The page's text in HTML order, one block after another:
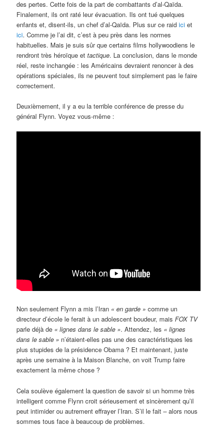
des pertes. Cette fois de la part de combattants d’al-Qaïda.
Finalement, ils ont raté leur évacuation. Ils ont tué quelques
enfants et, disent-ils, un chef d’al-Qaïda. Plus sur ce raidici et
ici. Comme je l’ai dit, c’est à peu près dans les normes
habituelles. Mais je suis sûr que certains films hollywoodiens le
rendront très héroïque ettactique. La conclusion, dans le monde
réel, reste inchangée : les Américains devraient renoncer à des
opérations spéciales, ils ne peuvent tout simplement pas le faire
correctement.
Deuxièmement, il y a eu la terrible conférence de presse du
général Flynn. Voyez vous-même :
Non seulement Flynn a mis l’Iran « en garde » comme un
directeur d’école le ferait à un adolescent boudeur, maisFOX TV
parle déjà de « lignes dans le sable ». Attendez, les « lignes
dans le sable » n’étaient-elles pas une des caractéristiques les
plus stupides de la présidence Obama ? Et maintenant, juste
après une semaine à la Maison Blanche, on voit Trump faire
exactement la même chose ?
Cela soulève également la question de savoir si un homme très
intelligent comme Flynn croit sérieusement et sincèrement qu’il
peut intimider ou autrement effrayer l’Iran. S’il le fait – alors nous
sommes tous face à beaucoup de problèmes.